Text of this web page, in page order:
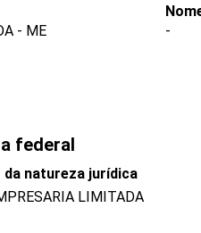
- ME
-
federal
natureza jurídica
LIMITADA